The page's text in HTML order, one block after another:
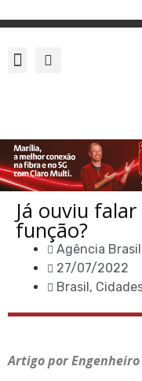
Já ouviu
função?
Agência Brasil
27/07/2022
Brasil,
Artigo por